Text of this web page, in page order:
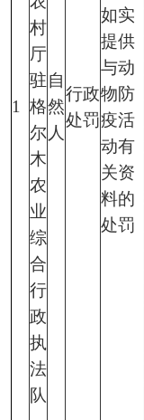
1
村
厅
驻
格
尔
木
农
业
综
合
行
政
执
法
队
自
然
人
行政
处罚
如实
提供
与动
物防
疫活
动有
关资
料的
处罚